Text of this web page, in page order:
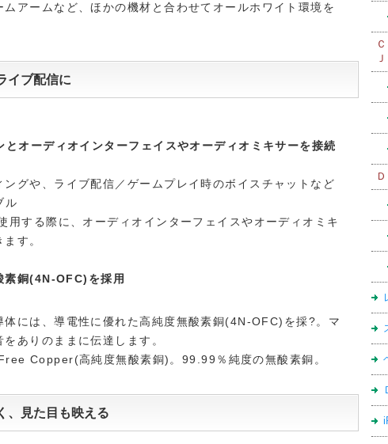
Ｊ
ムアームなど、ほかの機材と合わせてオールホワイト環境を
イブ配信に
とオーディオインターフェイスやオーディオミキサーを接続
ングや、ライブ配信／ゲームプレイ時のボイスチャットなど
ル
用する際に、オーディオインターフェイスやオーディオミキ
す。
素銅(4N-OFC)を採用
体には、導電性に優れた高純度無酸素銅(4N-OFC)を採?。マ
ありのままに伝達します。
Copper(高純度無酸素銅)。99.99％純度の無酸素銅。
、見た目も映える